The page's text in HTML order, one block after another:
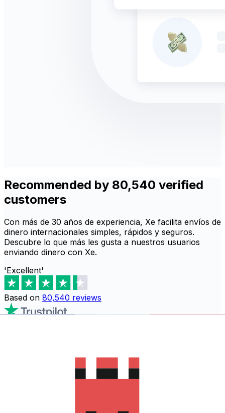
Recommended by 80,540 verified
customers
Con más de 30 años de experiencia, Xe facilita envíos de
dinero internacionales simples, rápidos y seguros.
Descubre lo que más les gusta a nuestros usuarios
enviando dinero con Xe.
'Excellent'
Based on 80,540 reviews
Vicente y las Granadinas
comisiones ocultas. Descarga la aplicación de Xe para